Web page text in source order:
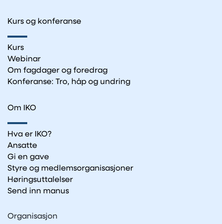
Kurs og konferanse
Kurs
Webinar
Om fagdager og foredrag
Konferanse: Tro, håp og undring
Om IKO
Hva er IKO?
Ansatte
Gi en gave
Styre og medlemsorganisasjoner
Høringsuttalelser
Send inn manus
Organisasjon